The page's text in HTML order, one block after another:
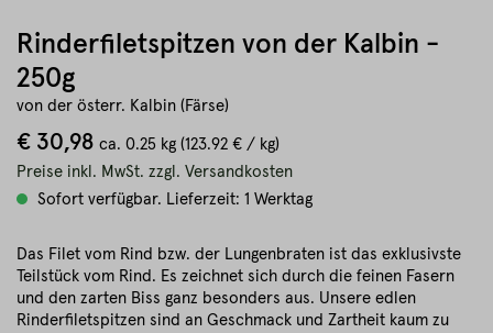
Rinderfiletspitzen von der Kalbin -
250g
von der österr. Kalbin (Färse)
€ 30,98 ca. 0.25 kg (123.92 € / kg)
Preise inkl. MwSt. zzgl. Versandkosten
Sofort verfügbar. Lieferzeit: 1 Werktag
Das Filet vom Rind bzw. der Lungenbraten ist das exklusivste
Teilstück vom Rind. Es zeichnet sich durch die feinen Fasern
und den zarten Biss ganz besonders aus. Unsere edlen
Rinderfiletspitzen sind an Geschmack und Zartheit kaum zu